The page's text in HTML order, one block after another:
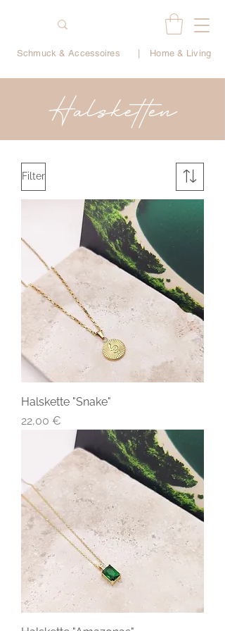
Schmuck & Accessoires Home & Living
Halsketten
Filter
Halskette "Snake"
Preis
22,00 €